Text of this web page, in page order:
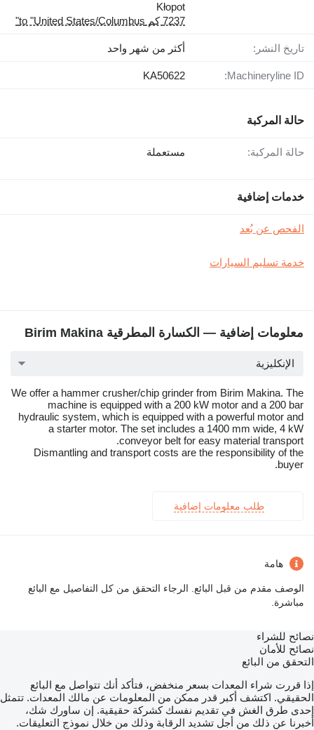
Kłopot
7237 كم to "United States/Columbus"
تاريخ النشر: أكثر من شهر واحد
Machineryline ID:
KA50622
حالة المركبة
حالة المركبة: مستعملة
خدمات إضافية
الفحص عن بُعد
خدمة تسليم السيارات
معلومات إضافية — الكسارة المطرقية Birim Makina
الإنكليزية
We offer a hammer crusher/chip grinder from Birim Makina. The
machine is equipped with a 200 kW motor and a 200 bar
hydraulic system, which is equipped with a powerful motor and
a starter motor. The set includes a 1400 mm wide, 4 kW
conveyor belt for easy material transport.
Dismantling and transport costs are the responsibility of the
buyer.
طلب معلومات إضافية
هامة
الوصف مقدم من قبل البائع. الرجاء التحقق من كل التفاصيل مع البائع
مباشرة.
نصائح للشراء
نصائح للأمان
التحقق من البائع
إذا قررت شراء المعدات بسعر منخفض، فتأكد أنك تتواصل مع البائع
الحقيقي. اكتشف أكبر قدر ممكن من المعلومات عن مالك المعدات. تتمثل
إحدى طرق الغش في تقديم نفسك كشركة حقيقية. إن ساورك شك،
أخبرنا عن ذلك من أجل تشديد الرقابة وذلك من خلال نموذج التعليقات.